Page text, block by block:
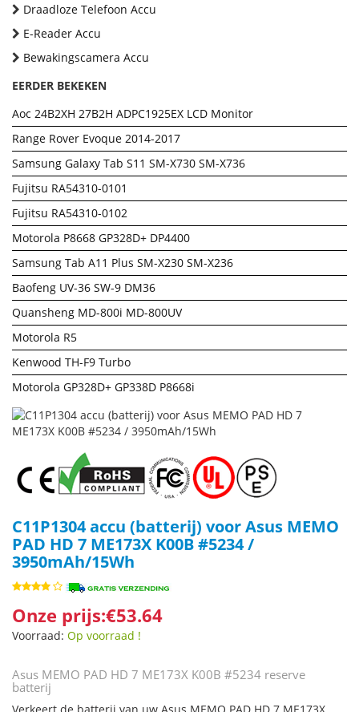
Draadloze Telefoon Accu
E-Reader Accu
Bewakingscamera Accu
EERDER BEKEKEN
Aoc 24B2XH 27B2H ADPC1925EX LCD Monitor
Range Rover Evoque 2014-2017
Samsung Galaxy Tab S11 SM-X730 SM-X736
Fujitsu RA54310-0101
Fujitsu RA54310-0102
Motorola P8668 GP328D+ DP4400
Samsung Tab A11 Plus SM-X230 SM-X236
Baofeng UV-36 SW-9 DM36
Quansheng MD-800i MD-800UV
Motorola R5
Kenwood TH-F9 Turbo
Motorola GP328D+ GP338D P8668i
C11P1304 accu (batterij) voor Asus MEMO
PAD HD 7 ME173X K00B #5234 /
3950mAh/15Wh
Onze prijs:€53.64
Voorraad: Op voorraad !
Asus MEMO PAD HD 7 ME173X K00B #5234 reserve
batterij